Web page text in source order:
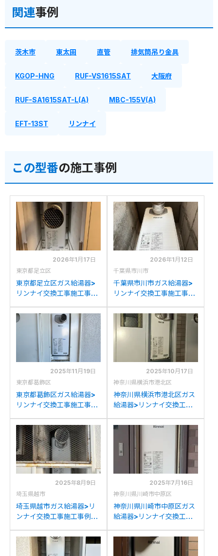
関連事例
茨木市 東太田 直管 排気筒吊り金具
KGOP-HNG RUF-VS1615SAT 大阪府
RUF-SA1615SAT-L(A) MBC-155V(A)
EFT-13ST リンナイ
この型番の施工事例
2026年1月17日
東京都足立区
東京都足立区ガス給湯器>
リンナイ交換工事施工事
1651SAQ-CFからリンナイ
RUF-SA1615SAT-L(A)へ
2026年1月12日
千葉県市川市
千葉県市川市ガス給湯器>
リンナイ交換工事施工事
1823SAW-Tからリンナイ
RUF-SA1615SAT-L(A)へ
2025年11月19日
東京都葛飾区
東京都葛飾区ガス給湯器>
リンナイ交換工事施工事
161DN-Tからリンナイ
RUF-SA1615SAT-L(A)へ
の交換
2025年10月17日
神奈川県横浜市港北区
神奈川県横浜市港北区ガス
給湯器>リンナイ交換工事
1623SAW-Tからリンナイ
RUF-SA1615SAT-L(A)へ
の交換
2025年8月9日
埼玉県越市
埼玉県越市ガス給湯器>リ
ンナイ交換工事施工事例：
VS1605SATからリンナイ
RUF-SA1615SAT-L(A)へ
2025年7月16日
神奈川県川崎市中原区
神奈川県川崎市中原区ガス
給湯器>リンナイ交換工事
1653SAWX-Tからリンナ
イRUF-SA1615SAT-L(A)